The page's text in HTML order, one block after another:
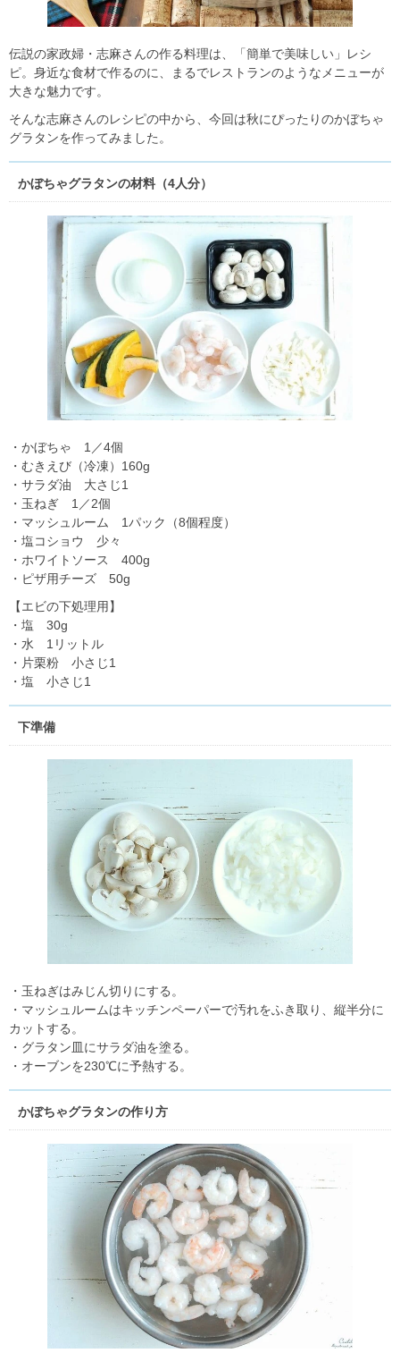
伝説の家政婦・志麻さんの作る料理は、「簡単で美味しい」レシ
ピ。身近な食材で作るのに、まるでレストランのようなメニューが
大きな魅力です。
そんな志麻さんのレシピの中から、今回は秋にぴったりのかぼちゃ
グラタンを作ってみました。
かぼちゃグラタンの材料（4人分）
・かぼちゃ 1／4個
・むきえび（冷凍）160g
・サラダ油 大さじ1
・玉ねぎ 1／2個
・マッシュルーム 1パック（8個程度）
・塩コショウ 少々
・ホワイトソース 400g
・ピザ用チーズ 50g
【エビの下処理用】
・塩 30g
・水 1リットル
・片栗粉 小さじ1
・塩 小さじ1
下準備
・玉ねぎはみじん切りにする。
・マッシュルームはキッチンペーパーで汚れをふき取り、縦半分に
カットする。
・グラタン皿にサラダ油を塗る。
・オーブンを230℃に予熱する。
かぼちゃグラタンの作り方